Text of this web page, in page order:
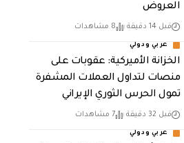
العروض
قبل 14 دقيقة 8 مشاهدات
عربي ودولي
الخزانة الأميركية: عقوبات على
منصات لتداول العملات المشفرة
تمول الحرس الثوري الإيراني
قبل 32 دقيقة 7 مشاهدات
عربي ودولي